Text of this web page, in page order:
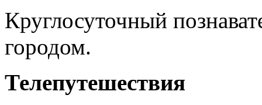
Круглосуточный
городом.
Телепутешествия